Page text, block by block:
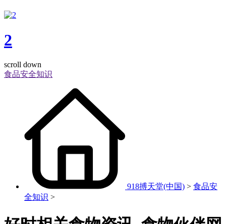
2
scroll down
食品安全知识
918搏天堂(中国) > 食品安
全知识 >